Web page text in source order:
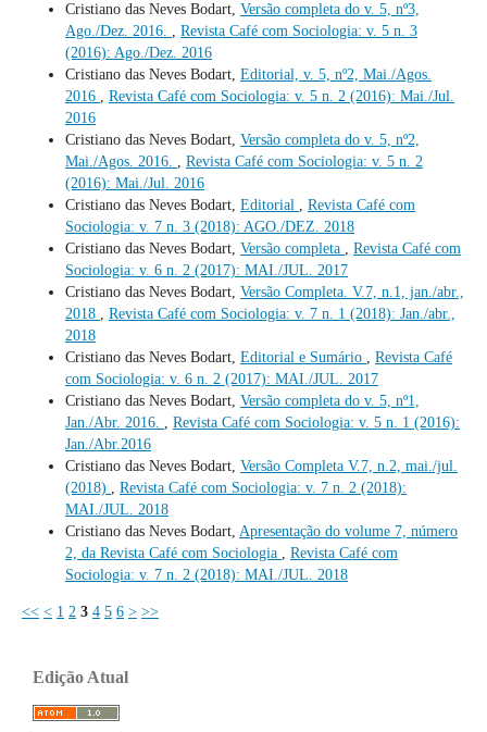
Cristiano das Neves Bodart, Versão completa do v. 5, nº3,
Ago./Dez. 2016. , Revista Café com Sociologia: v. 5 n. 3
(2016): Ago./Dez. 2016
Cristiano das Neves Bodart, Editorial, v. 5, nº2, Mai./Agos.
2016 , Revista Café com Sociologia: v. 5 n. 2 (2016): Mai./Jul.
2016
Cristiano das Neves Bodart, Versão completa do v. 5, nº2,
Mai./Agos. 2016. , Revista Café com Sociologia: v. 5 n. 2
(2016): Mai./Jul. 2016
Cristiano das Neves Bodart, Editorial , Revista Café com
Sociologia: v. 7 n. 3 (2018): AGO./DEZ. 2018
Cristiano das Neves Bodart, Versão completa , Revista Café com
Sociologia: v. 6 n. 2 (2017): MAI./JUL. 2017
Cristiano das Neves Bodart, Versão Completa. V.7, n.1, jan./abr.,
2018 , Revista Café com Sociologia: v. 7 n. 1 (2018): Jan./abr.,
2018
Cristiano das Neves Bodart, Editorial e Sumário , Revista Café
com Sociologia: v. 6 n. 2 (2017): MAI./JUL. 2017
Cristiano das Neves Bodart, Versão completa do v. 5, nº1,
Jan./Abr. 2016. , Revista Café com Sociologia: v. 5 n. 1 (2016):
Jan./Abr.2016
Cristiano das Neves Bodart, Versão Completa V.7, n.2, mai./jul.
(2018) , Revista Café com Sociologia: v. 7 n. 2 (2018):
MAI./JUL. 2018
Cristiano das Neves Bodart, Apresentação do volume 7, número
2, da Revista Café com Sociologia , Revista Café com
Sociologia: v. 7 n. 2 (2018): MAI./JUL. 2018
<< < 1 2 3 4 5 6 > >>
Edição Atual